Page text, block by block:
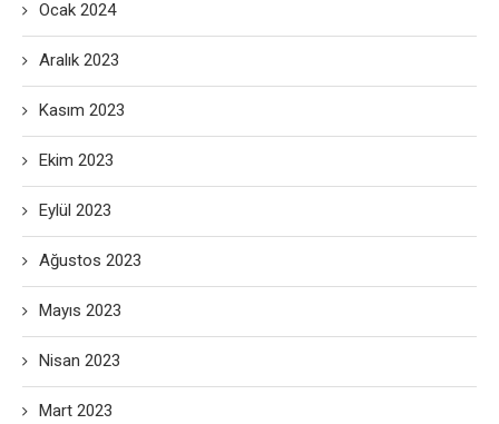
Ocak 2024
Aralık 2023
Kasım 2023
Ekim 2023
Eylül 2023
Ağustos 2023
Mayıs 2023
Nisan 2023
Mart 2023